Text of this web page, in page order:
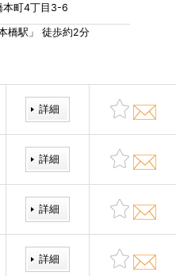
本町4丁目3-6
橋駅」 徒歩約2分
詳細
詳細
詳細
詳細